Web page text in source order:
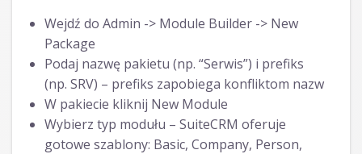
Wejdź do Admin -> Module Builder -> New
Package
Podaj nazwę pakietu (np. “Serwis”) i prefiks
(np. SRV) – prefiks zapobiega konfliktom nazw
W pakiecie kliknij New Module
Wybierz typ modułu – SuiteCRM oferuje
gotowe szablony: Basic, Company, Person,